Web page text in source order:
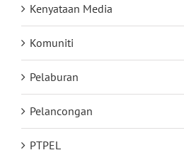
Kenyataan Media
Komuniti
Pelaburan
Pelancongan
PTPEL